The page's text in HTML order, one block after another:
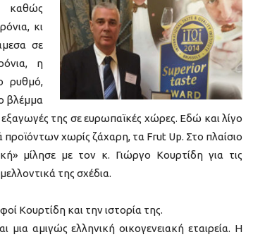
κι
σε
η
ρυθμό,
βλέμμα
της σε ευρωπαϊκές χώρες. Εδώ και λίγο
προϊόντων χωρίς ζάχαρη, τα Frut Up. Στο πλαίσιο
μίλησε με τον κ. Γιώργο Κουρτίδη για τις
της σχέδια.
Κουρτίδη και την ιστορία της.
αμιγώς ελληνική οικογενειακή εταιρεία. Η